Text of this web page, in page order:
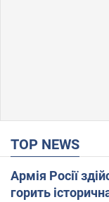
TOP NEWS
Армія Росії
горить